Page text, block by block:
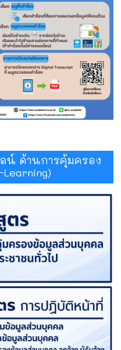
น์ ด้านการคุ้มครอง